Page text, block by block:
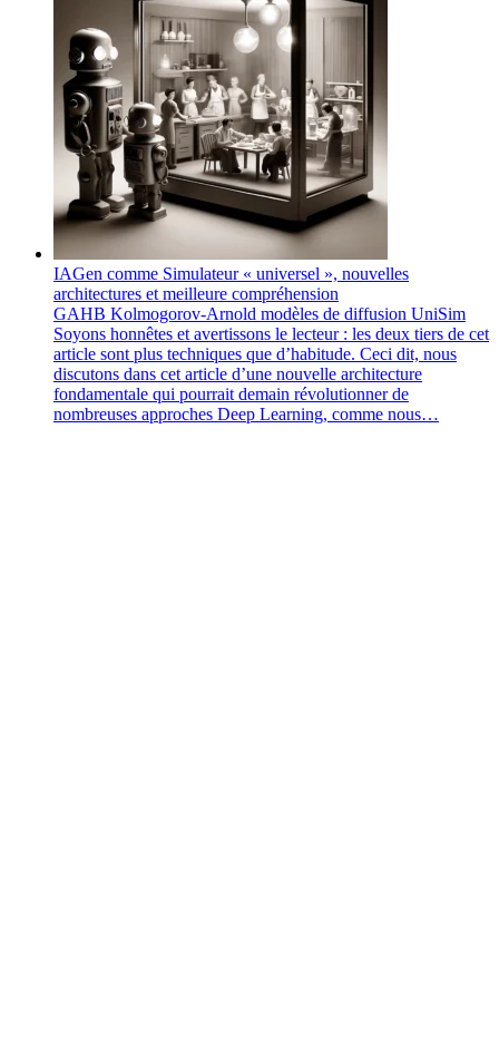
IAGen comme Simulateur « universel », nouvelles
architectures et meilleure compréhension
GAHB Kolmogorov-Arnold modèles de diffusion UniSim
Soyons honnêtes et avertissons le lecteur : les deux tiers de cet
article sont plus techniques que d’habitude. Ceci dit, nous
discutons dans cet article d’une nouvelle architecture
fondamentale qui pourrait demain révolutionner de
nombreuses approches Deep Learning, comme nous…